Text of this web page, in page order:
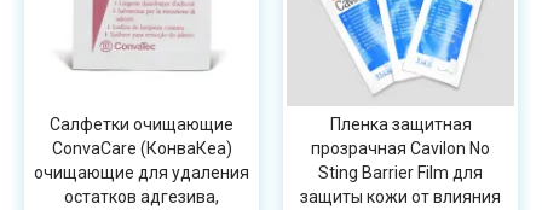
Салфетки очищающие
ConvaCare (КонваКеа)
очищающие для удаления
остатков адгезива,
Пленка защитная
прозрачная Cavilon No
Sting Barrier Film для
защиты кожи от влияния